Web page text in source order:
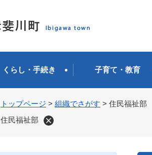
くらし・手続き 子育て・教育
トップページ > 組織でさがす > 住民福祉部
住民福祉部